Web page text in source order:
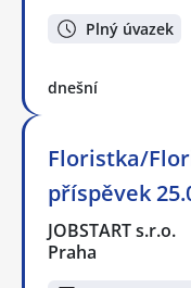
Plný úvazek
dnešní
Floristka/
příspěvek
JOBSTART s.r.o.
Praha